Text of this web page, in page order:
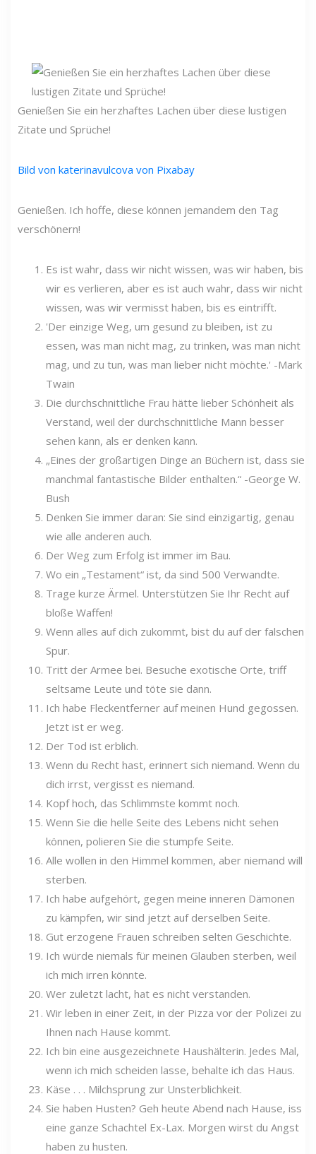
Genießen Sie ein herzhaftes Lachen über diese lustigen
Zitate und Sprüche!
Bild von katerinavulcova von Pixabay
Genießen. Ich hoffe, diese können jemandem den Tag
verschönern!
Es ist wahr, dass wir nicht wissen, was wir haben, bis
wir es verlieren, aber es ist auch wahr, dass wir nicht
wissen, was wir vermisst haben, bis es eintrifft.
'Der einzige Weg, um gesund zu bleiben, ist zu
essen, was man nicht mag, zu trinken, was man nicht
mag, und zu tun, was man lieber nicht möchte.' -Mark
Twain
Die durchschnittliche Frau hätte lieber Schönheit als
Verstand, weil der durchschnittliche Mann besser
sehen kann, als er denken kann.
„Eines der großartigen Dinge an Büchern ist, dass sie
manchmal fantastische Bilder enthalten.“ -George W.
Bush
Denken Sie immer daran: Sie sind einzigartig, genau
wie alle anderen auch.
Der Weg zum Erfolg ist immer im Bau.
Wo ein „Testament“ ist, da sind 500 Verwandte.
Trage kurze Ärmel. Unterstützen Sie Ihr Recht auf
bloße Waffen!
Wenn alles auf dich zukommt, bist du auf der falschen
Spur.
Tritt der Armee bei. Besuche exotische Orte, triff
seltsame Leute und töte sie dann.
Ich habe Fleckentferner auf meinen Hund gegossen.
Jetzt ist er weg.
Der Tod ist erblich.
Wenn du Recht hast, erinnert sich niemand. Wenn du
dich irrst, vergisst es niemand.
Kopf hoch, das Schlimmste kommt noch.
Wenn Sie die helle Seite des Lebens nicht sehen
können, polieren Sie die stumpfe Seite.
Alle wollen in den Himmel kommen, aber niemand will
sterben.
Ich habe aufgehört, gegen meine inneren Dämonen
zu kämpfen, wir sind jetzt auf derselben Seite.
Gut erzogene Frauen schreiben selten Geschichte.
Ich würde niemals für meinen Glauben sterben, weil
ich mich irren könnte.
Wer zuletzt lacht, hat es nicht verstanden.
Wir leben in einer Zeit, in der Pizza vor der Polizei zu
Ihnen nach Hause kommt.
Ich bin eine ausgezeichnete Haushälterin. Jedes Mal,
wenn ich mich scheiden lasse, behalte ich das Haus.
Käse . . . Milchsprung zur Unsterblichkeit.
Sie haben Husten? Geh heute Abend nach Hause, iss
eine ganze Schachtel Ex-Lax. Morgen wirst du Angst
haben zu husten.